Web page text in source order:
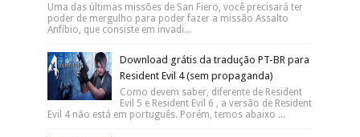
Uma das últimas missões de San Fiero, você precisará ter
poder de mergulho para poder fazer a missão Assalto
Anfíbio, que consiste em invadi...
Download grátis da tradução PT-BR para
Resident Evil 4 (sem propaganda)
Como devem saber, diferente de Resident
Evil 5 e Resident Evil 6 , a versão de Resident
Evil 4 não está em português. Porém, temos abaixo ...